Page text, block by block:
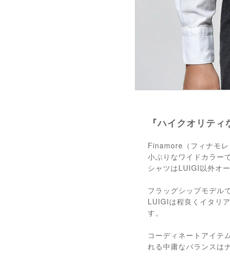
『ハイクオリテ
Finamore（フィナモ
小ぶりなワイドカラー
シャツはLUIGI以外オ
フラッグシップモデル
LUIGIは程良くイタリ
す。
コーディネートアイテ
れる中庸なバランスは